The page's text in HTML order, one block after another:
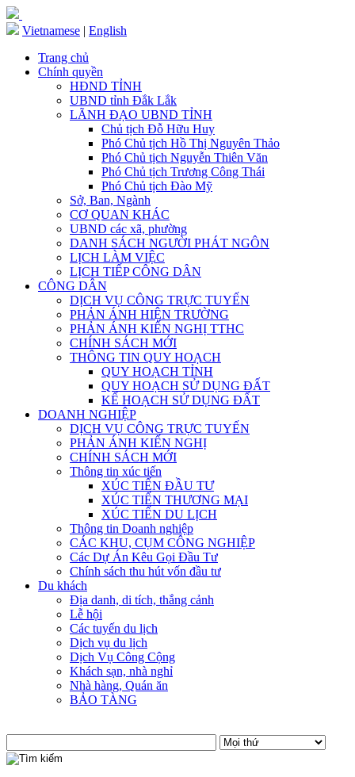
Vietnamese | English
Trang chủ
Chính quyền
HĐND TỈNH
UBND tỉnh Đắk Lắk
LÃNH ĐẠO UBND TỈNH
Chủ tịch Đỗ Hữu Huy
Phó Chủ tịch Hồ Thị Nguyên Thảo
Phó Chủ tịch Nguyễn Thiên Văn
Phó Chủ tịch Trương Công Thái
Phó Chủ tịch Đào Mỹ
Sở, Ban, Ngành
CƠ QUAN KHÁC
UBND các xã, phường
DANH SÁCH NGƯỜI PHÁT NGÔN
LỊCH LÀM VIỆC
LỊCH TIẾP CÔNG DÂN
CÔNG DÂN
DỊCH VỤ CÔNG TRỰC TUYẾN
PHẢN ÁNH HIỆN TRƯỜNG
PHẢN ÁNH KIẾN NGHỊ TTHC
CHÍNH SÁCH MỚI
THÔNG TIN QUY HOẠCH
QUY HOẠCH TỈNH
QUY HOẠCH SỬ DỤNG ĐẤT
KẾ HOẠCH SỬ DỤNG ĐẤT
DOANH NGHIỆP
DỊCH VỤ CÔNG TRỰC TUYẾN
PHẢN ÁNH KIẾN NGHỊ
CHÍNH SÁCH MỚI
Thông tin xúc tiến
XÚC TIẾN ĐẦU TƯ
XÚC TIẾN THƯƠNG MẠI
XÚC TIẾN DU LỊCH
Thông tin Doanh nghiệp
CÁC KHU, CỤM CÔNG NGHIỆP
Các Dự Án Kêu Gọi Đầu Tư
Chính sách thu hút vốn đầu tư
Du khách
Địa danh, di tích, thắng cảnh
Lễ hội
Các tuyến du lịch
Dịch vụ du lịch
Dịch Vụ Công Cộng
Khách sạn, nhà nghỉ
Nhà hàng, Quán ăn
BẢO TÀNG